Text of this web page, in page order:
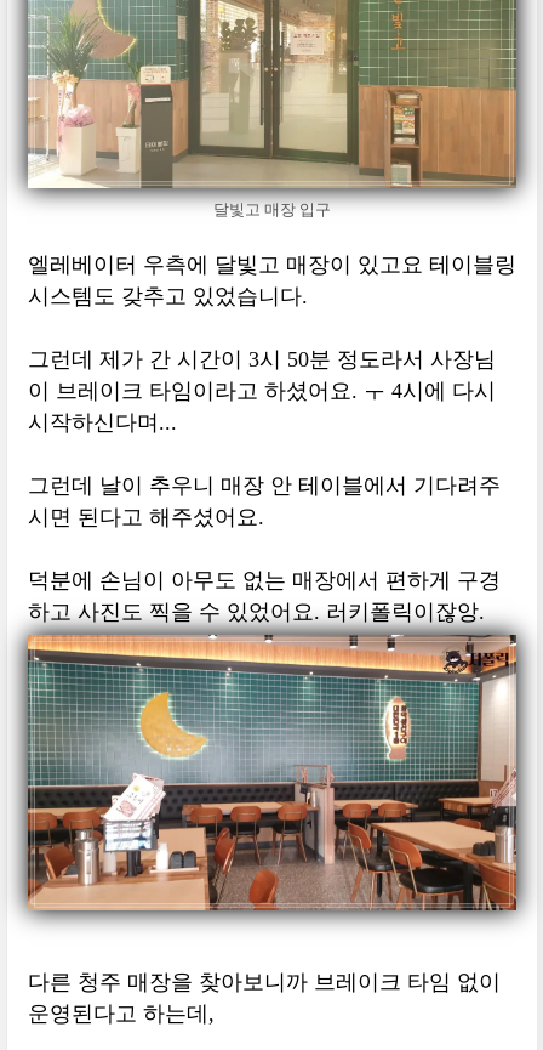
달빛고 매장 입구
엘레베이터 우측에 달빛고 매장이 있고요 테이블링
시스템도 갖추고 있었습니다.
그런데 제가 간 시간이 3시 50분 정도라서 사장님
이 브레이크 타임이라고 하셨어요. ㅜ 4시에 다시
시작하신다며...
그런데 날이 추우니 매장 안 테이블에서 기다려주
시면 된다고 해주셨어요.
덕분에 손님이 아무도 없는 매장에서 편하게 구경
하고 사진도 찍을 수 있었어요. 러키폴릭이잖앙.
다른 청주 매장을 찾아보니까 브레이크 타임 없이
운영된다고 하는데,